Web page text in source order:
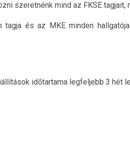
szeretnénk mind az FKSE tagjait,
tagja és az MKE minden
időtartama legfeljebb 3 hét